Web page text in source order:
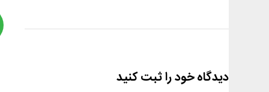
دیدگاه خود را ثبت کنید